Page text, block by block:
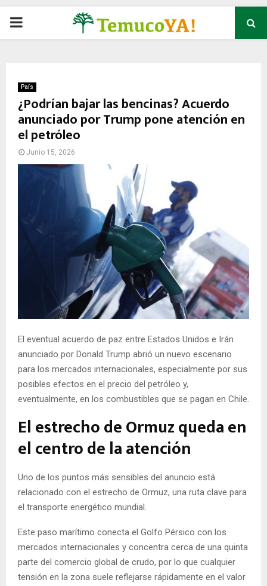
P
M
A
U
País
¿Podrían bajar las bencinas? Acuerdo
anunciado por Trump pone atención en
el petróleo
Junio 15, 2026
El eventual acuerdo de paz entre Estados Unidos e Irán
anunciado por Donald Trump abrió un nuevo escenario
para los mercados internacionales, especialmente por sus
posibles efectos en el precio del petróleo y,
eventualmente, en los combustibles que se pagan en Chile.
El estrecho de Ormuz queda en
el centro de la atención
Uno de los puntos más sensibles del anuncio está
relacionado con el estrecho de Ormuz, una ruta clave para
el transporte energético mundial.
Este paso marítimo conecta el Golfo Pérsico con los
mercados internacionales y concentra cerca de una quinta
parte del comercio global de crudo, por lo que cualquier
tensión en la zona suele reflejarse rápidamente en el valor